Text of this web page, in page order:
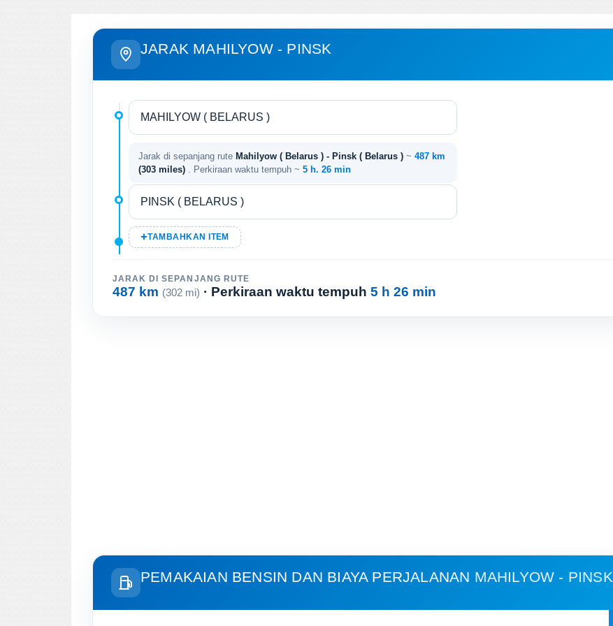
JARAK MAHILYOW - PINSK
Jarak di sepanjang rute Mahilyow ( Belarus ) - Pinsk ( Belarus ) ~ 487 km
(303 miles)
. Perkiraan waktu tempuh ~ 5 h. 26 min
TAMBAHKAN ITEM
JARAK DI SEPANJANG RUTE
487 km (302 mi) · Perkiraan waktu tempuh 5 h 26 min
PEMAKAIAN BENSIN DAN BIAYA PERJALANAN MAHILYOW - PINSK